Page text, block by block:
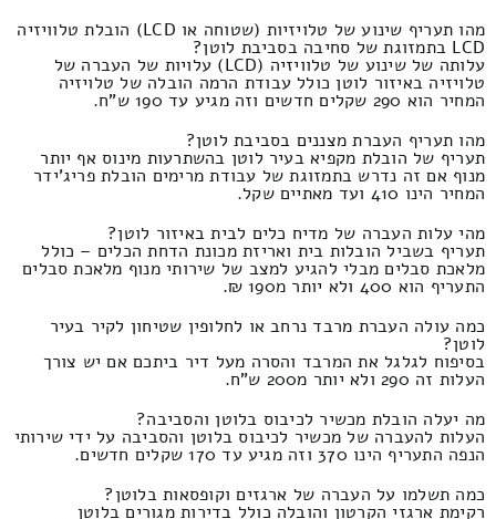
מהו תעריף שינוע של טלויזיות (שטוחה או LCD) הובלת טלוויזיה
LCD בתמזוגת של סחיבה בסביבת לוטן?
עלותה של שינוע של טלוויזיה (LCD) עלויות של העברה של
טלויזיה באיזור לוטן כולל עבודת הרמה הובלה של טלויזיה
המחיר הוא 290 שקלים חדשים וזה מגיע עד 190 ש"ח.
מהו תעריף העברת מצננים בסביבת לוטן?
תעריף של הובלת מקפיא בעיר לוטן בהשתרעות מינוס אף יותר
מנוף אם זה נדרש בתמזוגת של עבודת מרימים הובלת פריג'ידר
המחיר הינו 410 ועד מאתיים שקל.
מהי עלות העברה של מדיח כלים לבית באיזור לוטן?
תעריף בשביל הובלות בית ואריזת מכונת הדחת הכלים – כולל
מלאכת סבלים מבלי להגיע למצב של שירותי מנוף מלאכת סבלים
התעריף הוא 400 ולא יותר מ190 ₪.
כמה עולה העברת מרבד נרחב או לחלופין שטיחון לקיר בעיר
לוטן?
בסיפוח לגלגל את המרבד והסרה מעל דיר ביתכם אם יש צורך
העלות זה 290 ולא יותר מ200 ש"ח.
מה יעלה הובלת מכשיר לכיבוס בלוטן והסביבה?
העלות להעברה של מכשיר לכיבוס בלוטן והסביבה על ידי שירותי
הנפה התעריף הינו 370 וזה מגיע עד 170 שקלים חדשים.
כמה תשלמו על העברה של ארגזים וקופסאות בלוטן?
רקימת ארגזי הקרטון והובלה כולל בדירות מגורים בלוטן